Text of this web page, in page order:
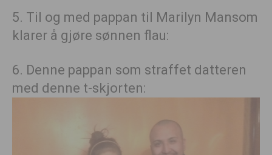
5. Til og med pappan til Marilyn Mansom
klarer å gjøre sønnen flau:
6. Denne pappan som straffet datteren
med denne t-skjorten: